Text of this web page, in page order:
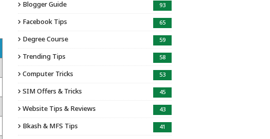
Blogger Guide 93
Facebook Tips 65
Degree Course 59
Trending Tips 58
Computer Tricks 53
SIM Offers & Tricks 45
Website Tips & Reviews 43
Bkash & MFS Tips 41